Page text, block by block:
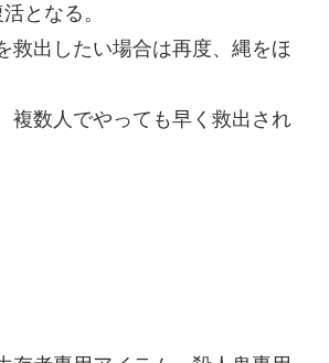
となる。
救出したい場合は再度、縄をほ
複数人でやっても早く救出され